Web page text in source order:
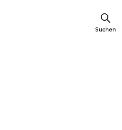
Suchen